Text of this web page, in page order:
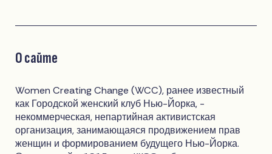
О сайте
Women Creating Change (WCC), ранее известный
как Городской женский клуб Нью-Йорка, -
некоммерческая, непартийная активистская
организация, занимающаяся продвижением прав
женщин и формированием будущего Нью-Йорка.